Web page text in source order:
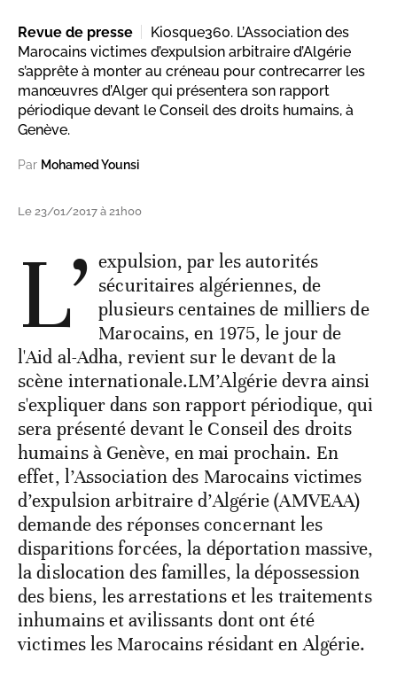
Revue de presse
Kiosque360. L’Association des
Marocains victimes d’expulsion arbitraire d’Algérie
s’apprête à monter au créneau pour contrecarrer les
manœuvres d’Alger qui présentera son rapport
périodique devant le Conseil des droits humains, à
Genève.
Par Mohamed Younsi
Le 23/01/2017 à 21h00
L’ expulsion, par les autorités
sécuritaires algériennes, de
plusieurs centaines de milliers de
Marocains, en 1975, le jour de
l'Aid al-Adha, revient sur le devant de la
scène internationale.LM’Algérie devra ainsi
s'expliquer dans son rapport périodique, qui
sera présenté devant le Conseil des droits
humains à Genève, en mai prochain. En
effet, l’Association des Marocains victimes
d’expulsion arbitraire d’Algérie (AMVEAA)
demande des réponses concernant les
disparitions forcées, la déportation massive,
la dislocation des familles, la dépossession
des biens, les arrestations et les traitements
inhumains et avilissants dont ont été
victimes les Marocains résidant en Algérie.